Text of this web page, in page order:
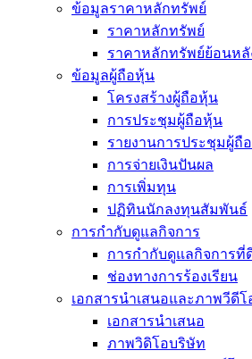
ข้อมูลราคาหลักทรัพย์
ราคาหลักทรัพย์
ราคาหลักทรัพย์ย้อนหลั
ข้อมูลผู้ถือหุ้น
โครงสร้างผู้ถือหุ้น
การประชุมผู้ถือหุ้น
รายงานการประชุมผู้ถื
การจ่ายเงินปันผล
การเพิ่มทุน
ปฏิทินนักลงทุนสัมพันธ์
การกำกับดูแลกิจการ
การกำกับดูแลกิจการที่
ช่องทางการร้องเรียน
เอกสารนำเสนอและภาพวีดี
เอกสารนำเสนอ
ภาพวิดิโอบริษัท